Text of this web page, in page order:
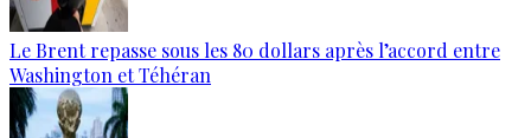
Le Brent repasse sous les 80 dollars après l’accord entre
Washington et Téhéran